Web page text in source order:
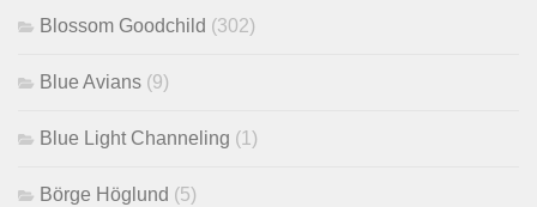
Blossom Goodchild (302)
Blue Avians (9)
Blue Light Channeling (1)
Börge Höglund (5)